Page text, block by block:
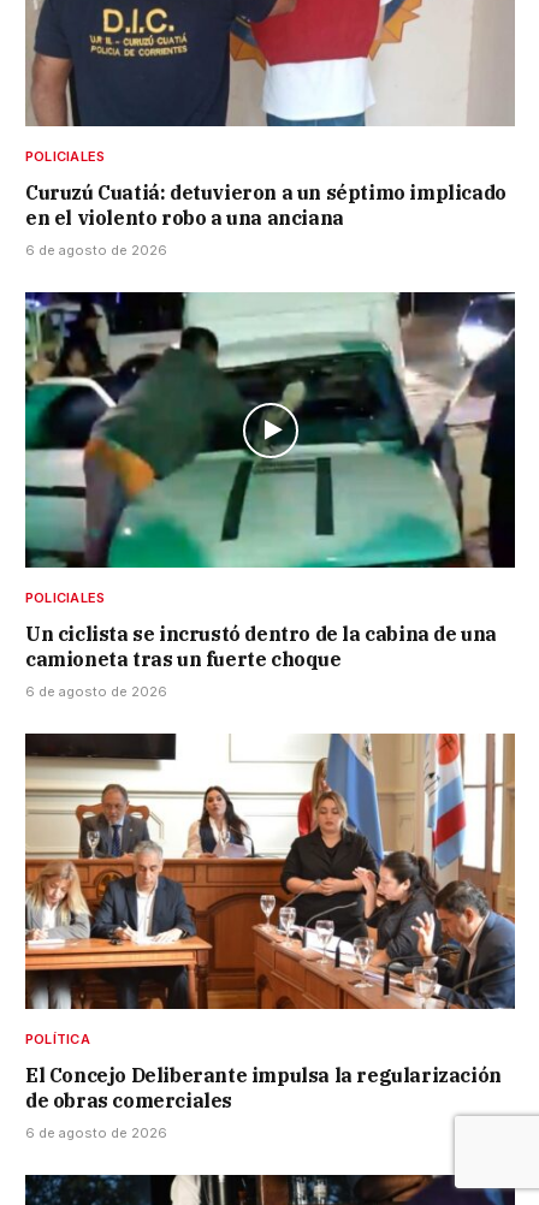
POLICIALES
Curuzú Cuatiá: detuvieron a un séptimo implicado
en el violento robo a una anciana
6 de agosto de 2026
POLICIALES
Un ciclista se incrustó dentro de la cabina de una
camioneta tras un fuerte choque
6 de agosto de 2026
POLÍTICA
El Concejo Deliberante impulsa la regularización
de obras comerciales
6 de agosto de 2026